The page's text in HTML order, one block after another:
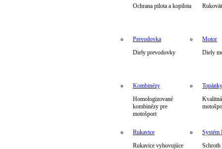
Ochrana pilota a kopilota
Prevodovka
Diely prevodovky
Motor
Diely
Kombinézy
Homologizované
kombinézy pre
motošport
Topánky
Rukavice
Rukavice vyhovujúce